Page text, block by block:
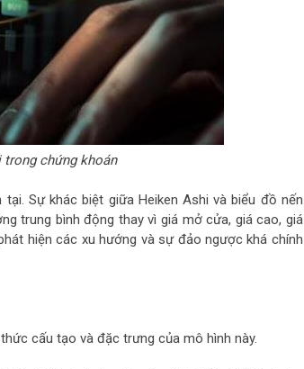
chứng khoán
Sự khác biệt giữa Heiken Ashi và biểu đồ nến
trung bình động thay vì giá mở cửa, giá cao, giá
hiện các xu hướng và sự đảo ngược khá chính
cấu tạo và đặc trưng của mô hình này.